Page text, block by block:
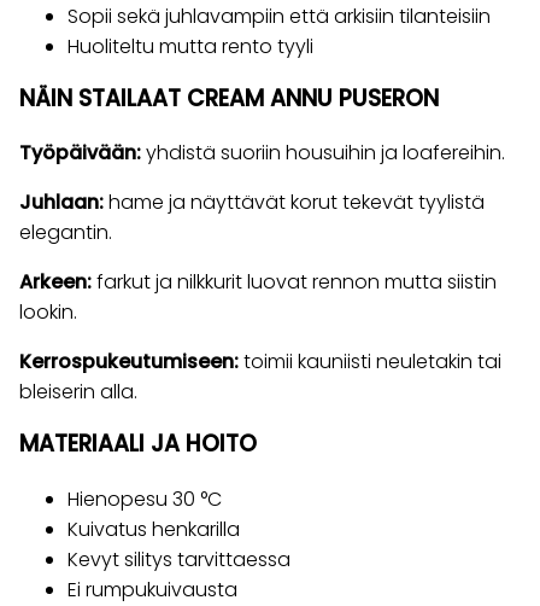
Sopii sekä juhlavampiin että arkisiin tilanteisiin
Huoliteltu mutta rento tyyli
NÄIN STAILAAT CREAM ANNU PUSERON
Työpäivään:yhdistä suoriin housuihin ja loafereihin.
Juhlaan:hame ja näyttävät korut tekevät tyylistä
elegantin.
Arkeen:farkut ja nilkkurit luovat rennon mutta siistin
lookin.
Kerrospukeutumiseen:toimii kauniisti neuletakin tai
bleiserin alla.
MATERIAALI JA HOITO
Hienopesu 30 °C
Kuivatus henkarilla
Kevyt silitys tarvittaessa
Ei rumpukuivausta